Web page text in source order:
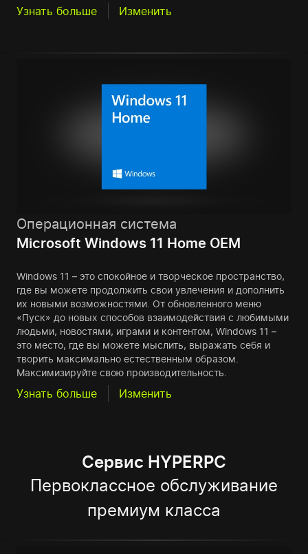
Узнать больше Изменить
Операционная система
Microsoft Windows 11 Home OEM
Windows 11 – это спокойное и творческое пространство,
где вы можете продолжить свои увлечения и дополнить
их новыми возможностями. От обновленного меню
«Пуск» до новых способов взаимодействия с любимыми
людьми, новостями, играми и контентом, Windows 11 –
это место, где вы можете мыслить, выражать себя и
творить максимально естественным образом.
Максимизируйте свою производительность.
Узнать больше Изменить
Сервис HYPERPC
Первоклассное обслуживание
премиум класса